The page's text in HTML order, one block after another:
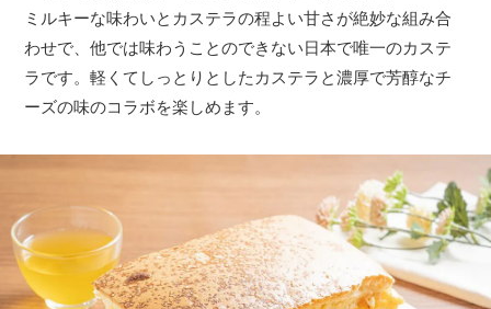
ミルキーな味わいとカステラの程よい甘さが絶妙な組み合
わせで、他では味わうことのできない日本で唯一のカステ
ラです。軽くてしっとりとしたカステラと濃厚で芳醇なチ
ーズの味のコラボを楽しめます。